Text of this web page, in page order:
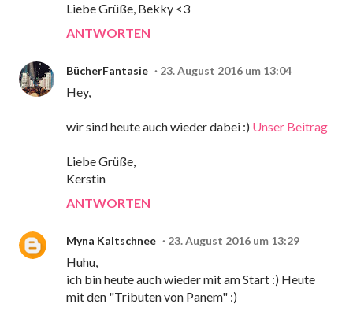
Liebe Grüße, Bekky <3
ANTWORTEN
BücherFantasie 23. August 2016 um 13:04
Hey,
wir sind heute auch wieder dabei :) Unser Beitrag
Liebe Grüße,
Kerstin
ANTWORTEN
Myna Kaltschnee 23. August 2016 um 13:29
Huhu,
ich bin heute auch wieder mit am Start :) Heute
mit den "Tributen von Panem" :)